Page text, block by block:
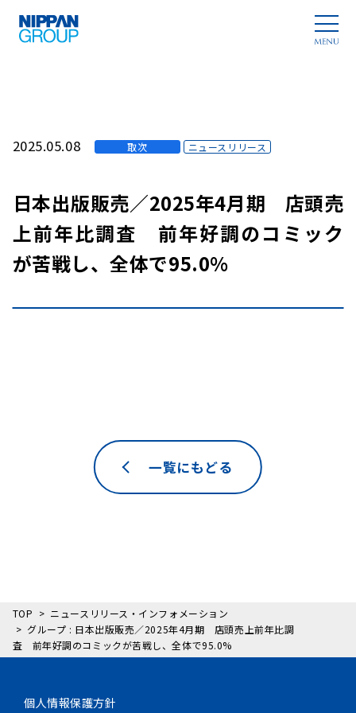
2025.05.08 取次 ニュースリリース
日本出版販売／2025年4月期 店頭売
上前年比調査 前年好調のコミック
が苦戦し、全体で95.0%
一覧にもどる
TOP
ニュースリリース・インフォメーション
グループ : 日本出版販売／2025年4月期 店頭売上前年比調
査 前年好調のコミックが苦戦し、全体で95.0%
個人情報保護方針